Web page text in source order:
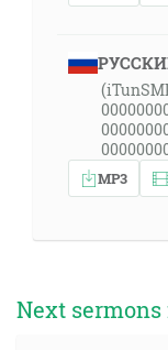
MP3
Next